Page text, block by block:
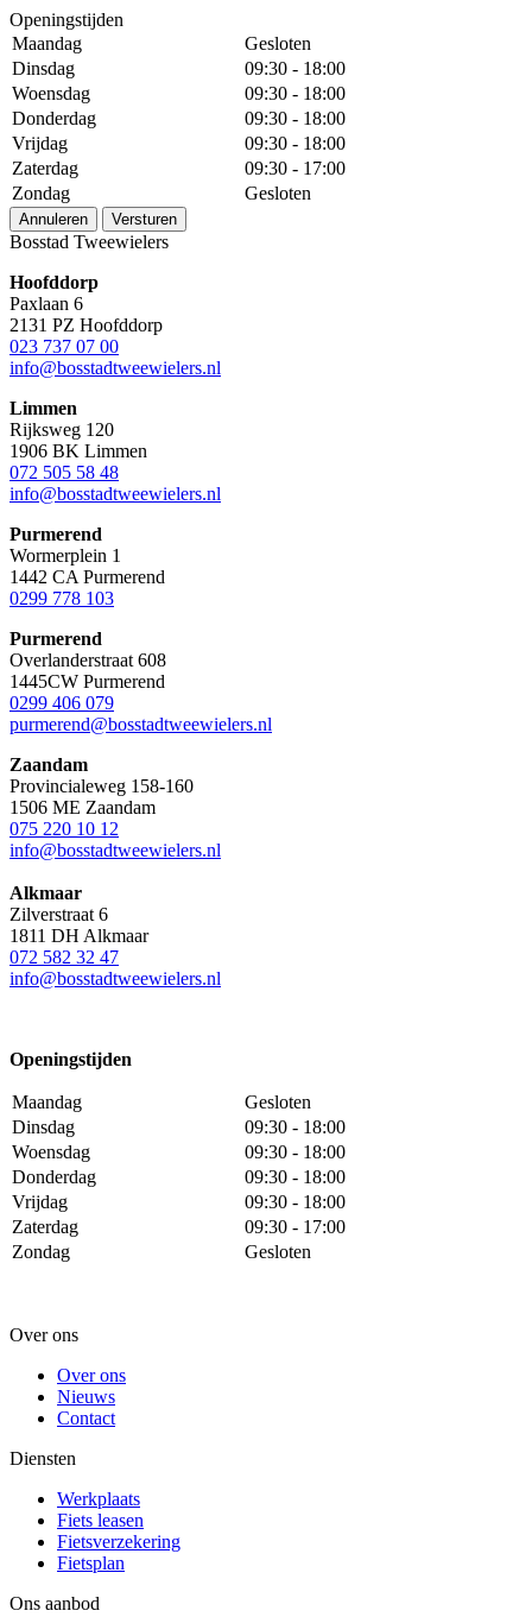
Openingstijden
Maandag
Gesloten
Dinsdag
09:30 - 18:00
Woensdag
09:30 - 18:00
Donderdag
09:30 - 18:00
Vrijdag
09:30 - 18:00
Zaterdag
09:30 - 17:00
Zondag
Gesloten
Annuleren Versturen
Bosstad Tweewielers
Hoofddorp
Paxlaan 6
2131 PZ Hoofddorp
023 737 07 00
info@bosstadtweewielers.nl
Limmen
Rijksweg 120
1906 BK Limmen
072 505 58 48
info@bosstadtweewielers.nl
Purmerend
Wormerplein 1
1442 CA Purmerend
0299 778 103
Purmerend
Overlanderstraat 608
1445CW Purmerend
0299 406 079
purmerend@bosstadtweewielers.nl
Zaandam
Provincialeweg 158-160
1506 ME Zaandam
075 220 10 12
info@bosstadtweewielers.nl
Alkmaar
Zilverstraat 6
1811 DH Alkmaar
072 582 32 47
info@bosstadtweewielers.nl
Openingstijden
Maandag
Gesloten
Dinsdag
09:30 - 18:00
Woensdag
09:30 - 18:00
Donderdag
09:30 - 18:00
Vrijdag
09:30 - 18:00
Zaterdag
09:30 - 17:00
Zondag
Gesloten
Over ons
Over ons
Nieuws
Contact
Diensten
Werkplaats
Fiets leasen
Fietsverzekering
Fietsplan
Ons aanbod